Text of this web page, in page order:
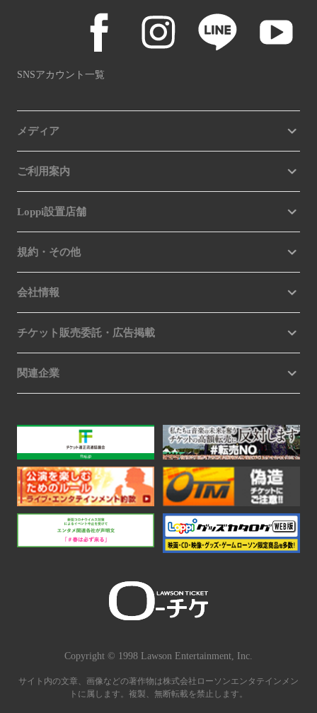
SNSアカウント一覧
メディア
ご利用案内
Loppi設置店舗
規約・その他
会社情報
チケット販売委託・広告掲載
関連企業
サイト内の文章、画像などの著作物は株式会社ローソンエンタテインメン
トに属します。複製、無断転載を禁止します。
Copyright © 1998 Lawson Entertainment, Inc.